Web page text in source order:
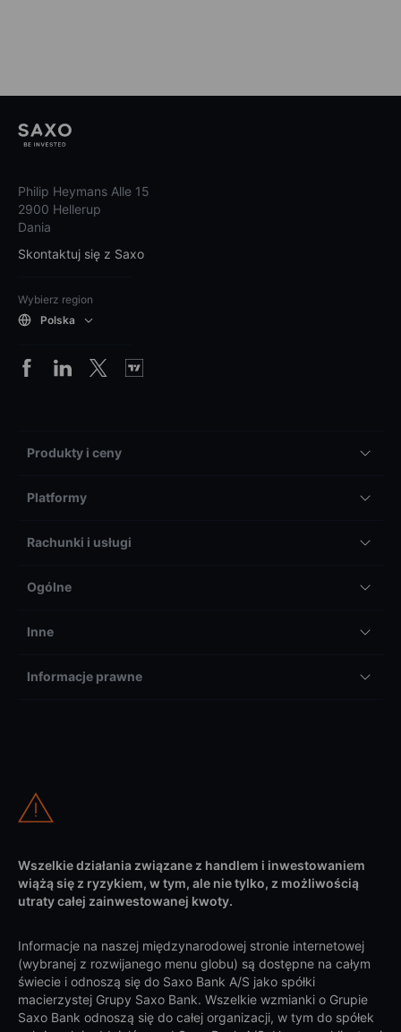
Philip Heymans Alle 15
2900 Hellerup
Dania
Skontaktuj się z Saxo
Wybierz region
Polska
Produkty i ceny
Platformy
Rachunki i usługi
Ogólne
Inne
Informacje prawne
Wszelkie działania związane z handlem i inwestowaniem
wiążą się z ryzykiem, w tym, ale nie tylko, z możliwością
utraty całej zainwestowanej kwoty.
Informacje na naszej międzynarodowej stronie internetowej
(wybranej z rozwijanego menu globu) są dostępne na całym
świecie i odnoszą się do Saxo Bank A/S jako spółki
macierzystej Grupy Saxo Bank. Wszelkie wzmianki o Grupie
Saxo Bank odnoszą się do całej organizacji, w tym do spółek